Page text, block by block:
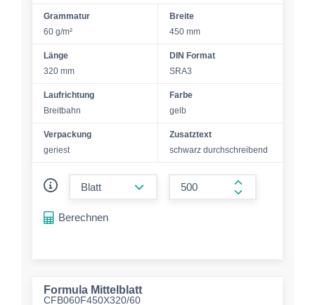
Grammatur
60 g/m²
Breite
450 mm
Länge
320 mm
DIN Format
SRA3
Laufrichtung
Breitbahn
Farbe
gelb
Verpackung
geriest
Zusatztext
schwarz durchschreibend
form.increase-
Berechnen
Formula Mittelblatt
CFB060F450X320/60